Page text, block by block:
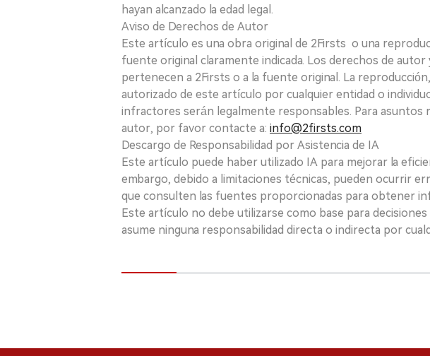
hayan alcanzado la edad legal.
Aviso de Derechos de Autor
Este artículo es una obra original de 2Firsts o una
fuente original claramente indicada. Los derechos de
pertenecen a 2Firsts o a la fuente original. La
autorizado de este artículo por cualquier entidad o
infractores serán legalmente responsables. Para asuntos
autor, por favor contacte a: info@2firsts.com
Descargo de Responsabilidad por Asistencia de IA
Este artículo puede haber utilizado IA para mejorar la
embargo, debido a limitaciones técnicas, pueden ocurrir
que consulten las fuentes proporcionadas para obtener
Este artículo no debe utilizarse como base para
asume ninguna responsabilidad directa o indirecta por